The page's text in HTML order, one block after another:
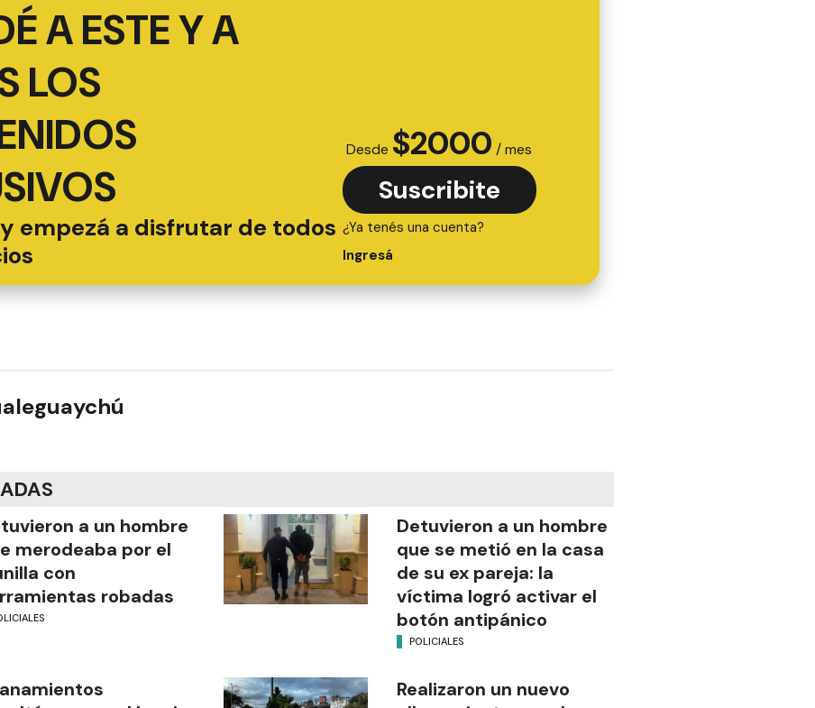
A ESTE Y A
LOS
empezá a disfrutar de todos
Desde $2000 / mes
Suscribite
¿Ya tenés una cuenta?
Ingresá
a un hombre
merodeaba por el
con
robadas
Detuvieron a un hombre
que se metió en la casa
de su ex pareja: la
víctima logró activar el
botón antipánico
POLICIALES
Realizaron un nuevo